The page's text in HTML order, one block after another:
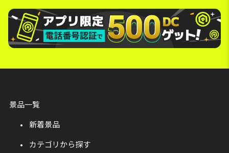
景品一覧
新着景品
カテゴリから探す